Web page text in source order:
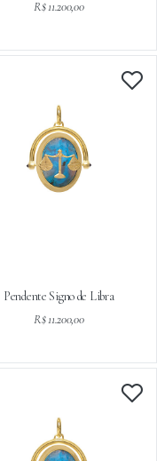
R$ 11.200,00
Pendente Signo de Libra
R$ 11.200,00